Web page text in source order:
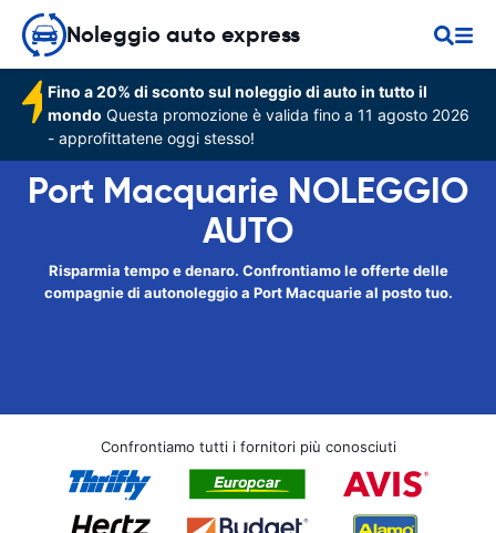
Noleggio auto express
Fino a 20% di sconto sul noleggio di auto in tutto il
mondo Questa promozione è valida fino a 11 agosto 2026
- approfittatene oggi stesso!
Port Macquarie NOLEGGIO
AUTO
Risparmia tempo e denaro. Confrontiamo le offerte delle
compagnie di autonoleggio a Port Macquarie al posto tuo.
Confrontiamo tutti i fornitori più conosciuti